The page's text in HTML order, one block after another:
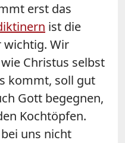
erst das
ist die
wichtig. Wir
Christus selbst
kommt, soll gut
Gott begegnen,
Kochtöpfen.
uns nicht